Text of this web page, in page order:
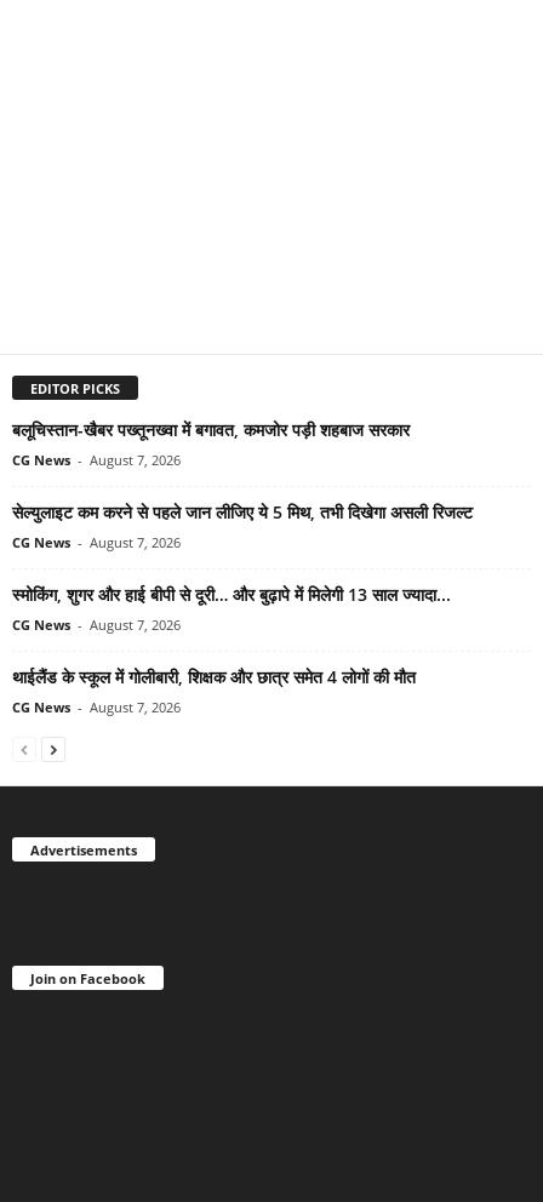
EDITOR PICKS
बलूचिस्तान-खैबर पख्तूनख्वा में बगावत, कमजोर पड़ी शहबाज सरकार
CG News - August 7, 2026
सेल्युलाइट कम करने से पहले जान लीजिए ये 5 मिथ, तभी दिखेगा असली रिजल्ट
CG News - August 7, 2026
स्मोकिंग, शुगर और हाई बीपी से दूरी… और बुढ़ापे में मिलेगी 13 साल ज्यादा...
CG News - August 7, 2026
थाईलैंड के स्कूल में गोलीबारी, शिक्षक और छात्र समेत 4 लोगों की मौत
CG News - August 7, 2026
Advertisements
Join on Facebook